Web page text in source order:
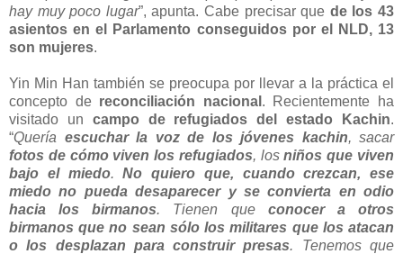
hay muy poco lugar”, apunta. Cabe precisar que de los 43
asientos en el Parlamento conseguidos por el NLD, 13
son mujeres.
Yin Min Han también se preocupa por llevar a la práctica el
concepto de reconciliación nacional . Recientemente ha
visitado un campo de refugiados del estado Kachin.
“Quería escuchar la voz de los jóvenes kachin, sacar
fotos de cómo viven los refugiados, losniños que viven
bajo el miedo.No quiero que, cuando crezcan, ese
miedo no pueda desaparecer y se convierta en odio
hacia los birmanos. Tienen que conocer a otros
birmanos que no sean sólo los militares que los atacan
o los desplazan para construir presas. Tenemos que